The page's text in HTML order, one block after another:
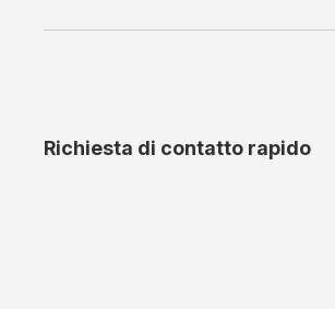
Richiesta di contatto rapido